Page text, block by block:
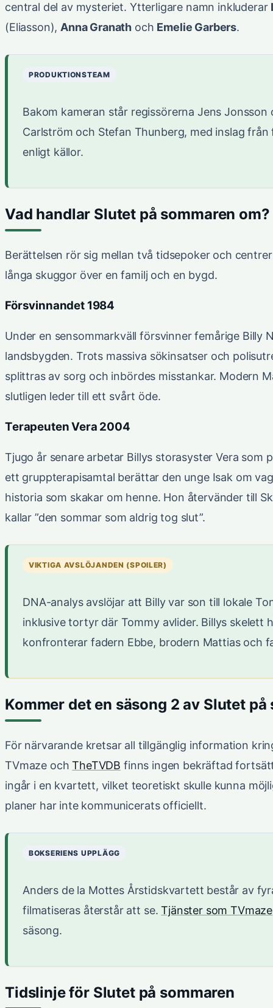
central del av mysteriet. Ytterligare namn inkluderar
(Eliasson),Anna Granath och Emelie Garbers.
PRODUKTIONSTEAM
Bakom kameran står regissörerna Jens
Carlström och Stefan Thunberg, med inslag
enligt källor.
Vad handlar Slutet på sommaren om?
Berättelsen rör sig mellan två tidsepoker och
långa skuggor över en familj och en bygd.
Försvinnandet 1984
Under en sensommarkväll försvinner femårige Billy
landsbygden. Trots massiva sökinsatser och
splittras av sorg och inbördes misstankar. Modern
slutligen leder till ett svårt öde.
Terapeuten Vera 2004
Tjugo år senare arbetar Billys storasyster Vera
ett gruppterapisamtal berättar den unge Isak om
historia som skakar om henne. Hon återvänder till
kallar ”den sommar som aldrig tog slut”.
VIKTIGA AVSLÖJANDEN (SPOILER)
DNA-analys avslöjar att Billy var son till lokale
inklusive tortyr där Tommy avlider. Billys skelett
konfronterar fadern Ebbe, brodern Mattias och
Kommer det en säsong 2 av Slutet på
För närvarande kretsar all tillgänglig information
TVmaze ochTheTVDB finns ingen bekräftad
ingår i en kvartett, vilket teoretiskt skulle kunna
planer har inte kommunicerats officiellt.
BOKSERIENS UPPLÄGG
Anders de la Mottes Årstidskvartett består av
filmatiseras återstår att se.Tjänster som TVmaze
säsong.
Tidslinje för Slutet på sommaren